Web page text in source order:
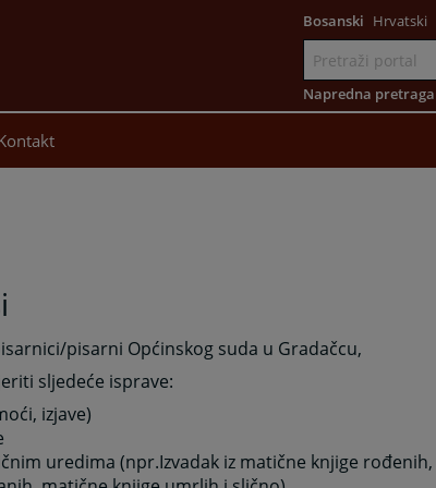
Bosanski Hrvatski
Napredna pretraga
pisarni Općinskog suda u Gradačcu,
sljedeće isprave:
izjave)
uredima (npr.Izvadak iz matične knjige rođenih,